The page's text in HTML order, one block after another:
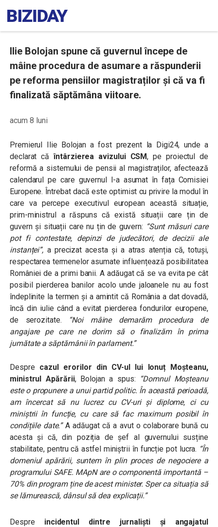
Ilie Bolojan spune că guvernul începe de
mâine procedura de asumare a răspunderii
pe reforma pensiilor magistraților și că va fi
finalizată săptămâna viitoare.
acum 8 luni
Premierul Ilie Bolojan a fost prezent la Digi24, unde a
declarat căîntârzierea avizului CSM, pe proiectul de
reformă a sistemului de pensii al magistraților, afectează
calendarul pe care guvernul l-a asumat în fața Comisiei
Europene. Întrebat dacă este optimist cu privire la modul în
care va percepe executivul european această situație,
prim-ministrul a răspuns că există situații care țin de
guvern și situații care nu țin de guvern: “Sunt măsuri care
pot fi contestate, depinzi de judecători, de decizii ale
instanței”, a precizat acesta și a atras atenția că, totuși,
respectarea termenelor asumate influențează posibilitatea
României de a primi banii. A adăugat că se va evita pe cât
posibil pierderea banilor acolo unde jaloanele nu au fost
îndeplinite la termen și a amintit că România a dat dovadă,
încă din iulie când a evitat pierderea fondurilor europene,
de serozitate.
“Noi mâine demarăm procedura de
angajare pe care ne dorim să o finalizăm în prima
jumătate a săptămânii în parlament.”
Despre cazul erorilor din CV-ul lui Ionuț Moșteanu,
ministrul Apărării, Bolojan a spus:
“Domnul Moșteanu
este o propunere a unui partid politic. În această perioadă,
am încercat să nu lucrez cu CV-uri și diplome, ci cu
miniștrii în funcție, cu care să fac maximum posibil în
condițiile date.”A adăugat că a avut o colaborare bună cu
acesta și că, din poziția de șef al guvernului susține
stabilitate, pentru că astfel miniștrii în funcție pot lucra. “În
domeniul apărării, suntem în plin proces de negociere a
programului SAFE. MApN are o componentă importantă –
70% din program ține de acest minister. Sper ca situația să
se lămurească, dânsul să dea explicații.”
Despre incidentul dintre jurnaliști și angajatul